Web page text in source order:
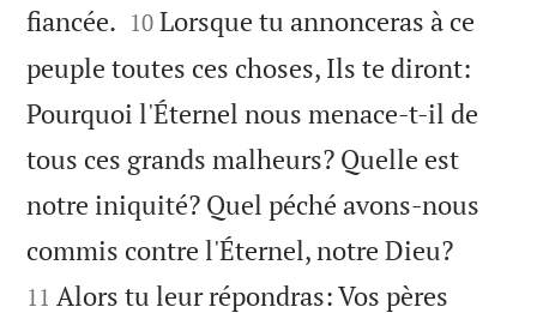
fiancée. 

10 Lorsque tu annonceras à ce
peuple toutes ces choses, Ils te diront:
Pourquoi l'Éternel nous menace-t-il de
tous ces grands malheurs? Quelle est
notre iniquité? Quel péché avons-nous
commis contre l'Éternel, notre Dieu?
11 Alors tu leur répondras: Vos pères